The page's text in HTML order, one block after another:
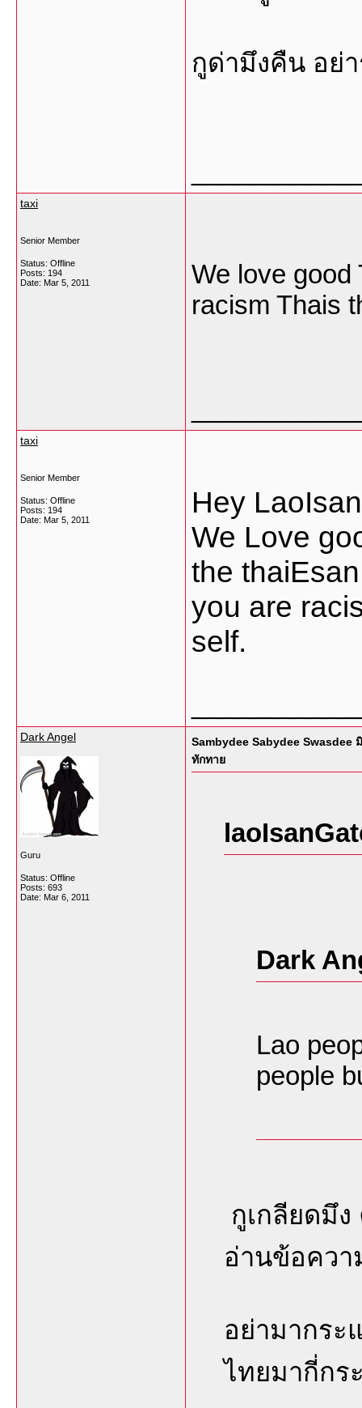
กูด่ามึงคืน อย่
taxi
Senior Member
Status: Offline
Posts: 194
Date: Mar 5, 2011
We love good
racism Thais
taxi
Senior Member
Status: Offline
Posts: 194
Date: Mar 5, 2011
Hey
We Love
the
you are
self.
Dark Angel
Guru
Status: Offline
Posts: 693
Date: Mar 6, 2011
Sambydee Sabydee
ทักทาย
Dark
Lao
people
กูเกลียดมึ
อ่านข้อควา
อย่ามากระ
ไทยมากี่กร